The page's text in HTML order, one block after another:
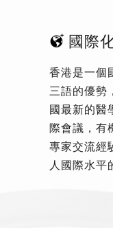
國際
香港是一個
三語的優勢
國最新的醫
際會議，有
專家交流經
人國際水平